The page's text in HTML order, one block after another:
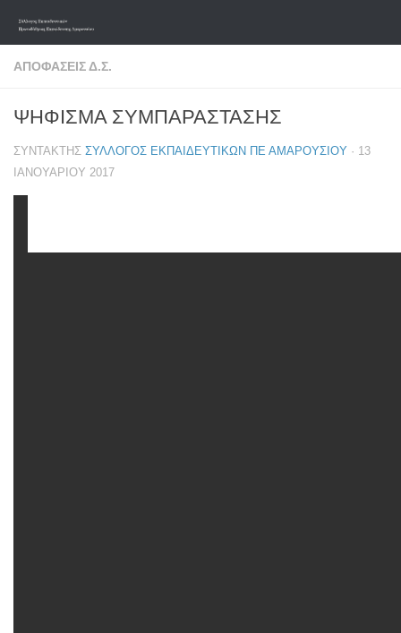
Skip to content
ΑΠΟΦΆΣΕΙΣ Δ.Σ.
ΨΗΦΙΣΜΑ ΣΥΜΠΑΡΑΣΤΑΣΗΣ
ΣΥΝΤΆΚΤΗΣ ΣΎΛΛΟΓΟΣ ΕΚΠΑΙΔΕΥΤΙΚΏΝ ΠΕ ΑΜΑΡΟΥΣΊΟΥ · 13
ΙΑΝΟΥΑΡΊΟΥ 2017